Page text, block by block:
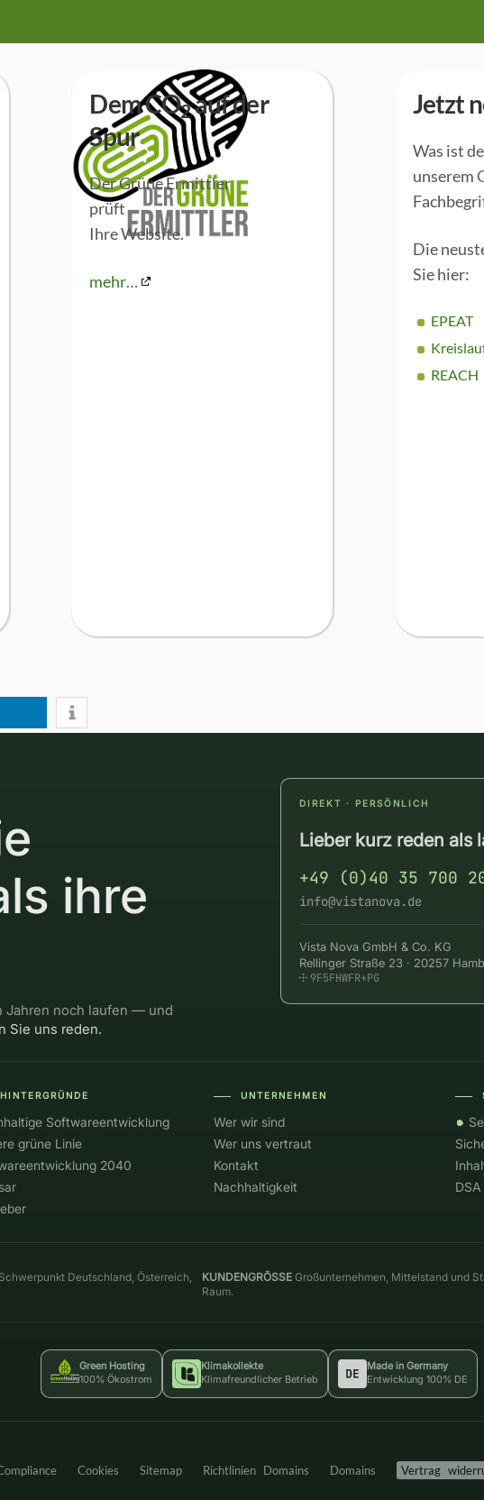
Dem CO2auf der
Spur
Der Grüne Ermittler
prüft
Ihre Website.
mehr…
Jetzt
Was ist
unserem
Die
Sie hier:
EPEAT
REACH
ihre
Jahren noch laufen — und
Sie uns reden.
DIREKT · PERSÖNLICH
Lieber kurz reden als
+49 (0)40 35 700
info@vistanova.de
Vista Nova GmbH & Co. KG
Rellinger Straße 23 · 20257
9F5FHWFR+PG
HINTERGRÜNDE
Softwareentwicklung
grüne Linie
2040
―― UNTERNEHMEN
Wer wir sind
Wer uns vertraut
Kontakt
Nachhaltigkeit
――
Deutschland, Österreich,
KUNDENGRÖSSE
Großunternehmen, Mittelstand und
Raum.
Green Hosting
100% Ökostrom
Klimakollekte
Klimafreundlicher Betrieb
Made in Germany
Entwicklung 100% DE
Cookies Sitemap Richtlinien Domains Domains Vertrag